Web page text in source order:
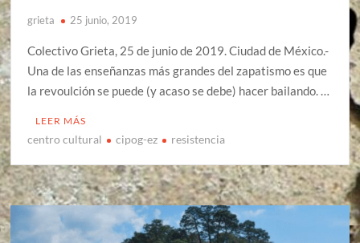
grieta 25 junio, 2019
Colectivo Grieta, 25 de junio de 2019. Ciudad de México.-
Una de las enseñanzas más grandes del zapatismo es que
la revoulción se puede (y acaso se debe) hacer bailando. …
LEER MÁS
centro cultural cipog-ez resistencia